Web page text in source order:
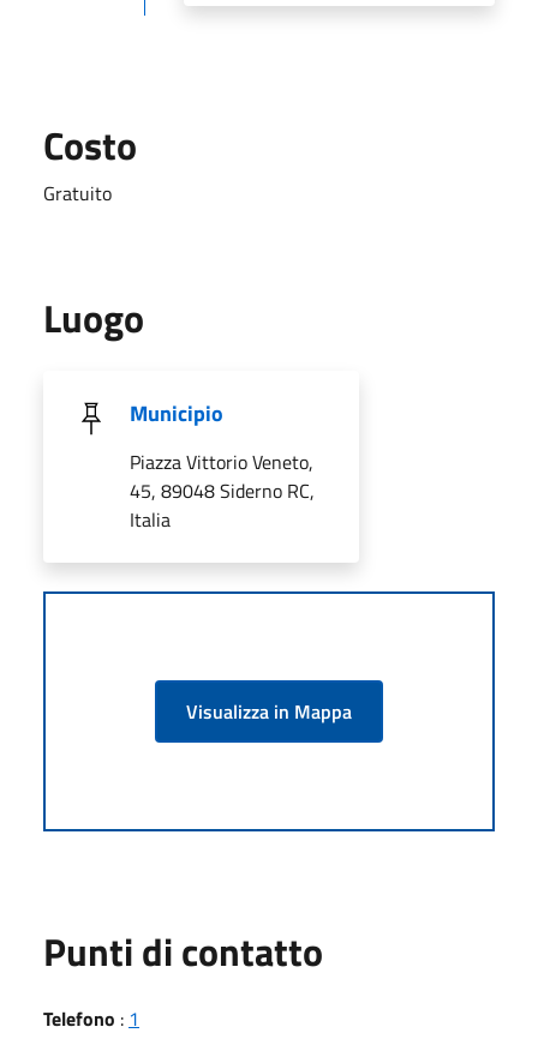
Costo
Gratuito
Luogo
Municipio
Piazza Vittorio Veneto,
45, 89048 Siderno RC,
Italia
Visualizza in Mappa
Punti di contatto
Telefono : 1